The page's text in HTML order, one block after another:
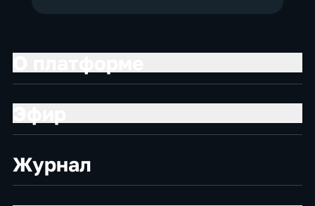
Журнал